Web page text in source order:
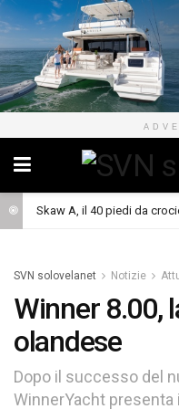
Skaw A, il 40 piedi da
SVN solovelanet Notizie
Winner 8.00,
olandese
Dopo il successo del
WinnerYacht